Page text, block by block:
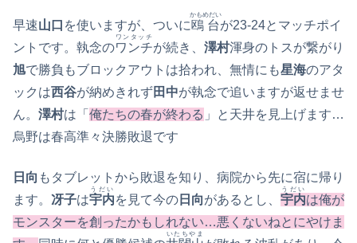
早速山口 を使いますが、ついに鴎台
かもめだい
が23‐24とマッチポイ
ントです。執念のワンチ
ワンタッチ
が続き、 澤村渾身のトスが繋がり
旭で勝負もブロックアウトは拾われ、無情にも星海のアタ
ックは西谷が納めきれず田中が執念で追いますが返せませ
ん。 澤村は「 俺たちの春が終わる 」と天井を見上げます…
烏野は春高準々決勝敗退です
日向 もタブレットから敗退を知り、病院から先に宿に帰り
ます。 冴子は宇内
うだい
を見て今の 日向があるとし、 宇内
うだい
は俺が
モンスターを創ったかもしれない…悪くないねとにやけま
いたちやま